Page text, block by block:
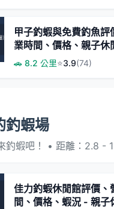
甲子釣蝦與免費釣魚評
業時間、價格、親子休
體驗
🚗 8.2 公里⭐3.9(74)
釣蝦場
釣蝦吧！ • 距離：2.8 -
佳力釣蝦休閒館評價、
間、價格、蝦況 - 親子